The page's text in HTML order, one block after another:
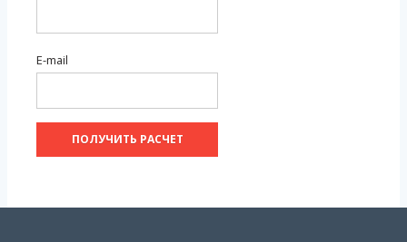
E-mail
ПОЛУЧИТЬ РАСЧЕТ